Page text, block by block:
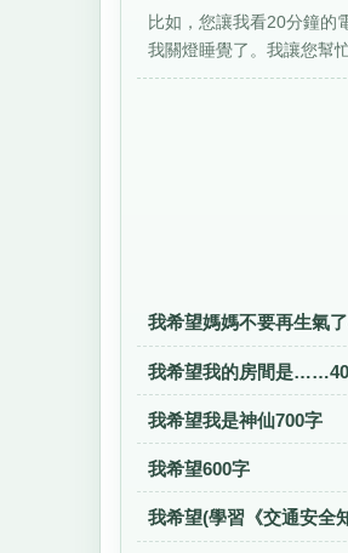
比如，您讓我看20分鐘的
我關燈睡覺了。我讓您幫
我希望媽媽不要再生氣
我希望我的房間是
我希望我是神仙700字
我希望600字
我希望(學習《交通安全